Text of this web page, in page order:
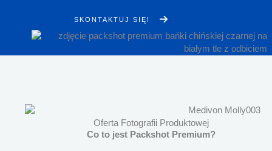
SKONTAKTUJ SIĘ!
Oferta Fotografii Produktowej
Co to jest Packshot Premium?